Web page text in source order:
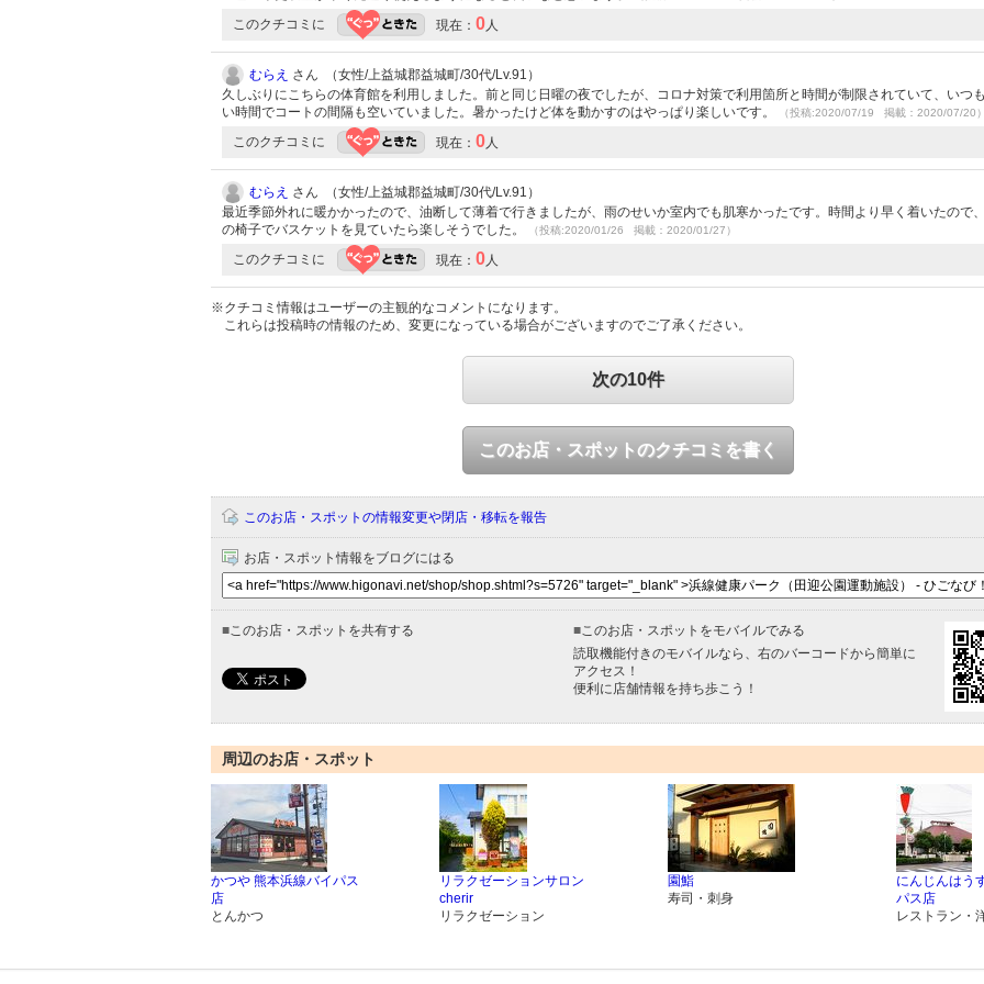
このクチコミに 現在： 0人
むらえ さん （女性/上益城郡益城町/30代/Lv.91）
久しぶりにこちらの体育館を利用しました。前と同じ日曜の夜でしたが、コロナ対策で利用箇所と時間が制限されていて、いつ
い時間でコートの間隔も空いていました。暑かったけど体を動かすのはやっぱり楽しいです。
（投稿:2020/07/19 掲載：2020/07/20）
このクチコミに 現在： 0人
むらえ さん （女性/上益城郡益城町/30代/Lv.91）
最近季節外れに暖かかったので、油断して薄着で行きましたが、雨のせいか室内でも肌寒かったです。時間より早く着いたので
の椅子でバスケットを見ていたら楽しそうでした。
（投稿:2020/01/26 掲載：2020/01/27）
このクチコミに 現在： 0人
※クチコミ情報はユーザーの主観的なコメントになります。
これらは投稿時の情報のため、変更になっている場合がございますのでご了承ください。
次の10件
このお店・スポットのクチコミを書く
このお店・スポットの情報変更や閉店・移転を報告
お店・スポット情報をブログにはる
■このお店・スポットを共有する ■このお店・スポットをモバイルでみる
読取機能付きのモバイルなら、右のバーコードから簡単に
アクセス！
便利に店舗情報を持ち歩こう！
周辺のお店・スポット
かつや 熊本浜線バイパス
店
とんかつ
リラクゼーションサロン
cherir
リラクゼーション
園鮨
寿司・刺身
にんじんはう
パス店
レストラン・